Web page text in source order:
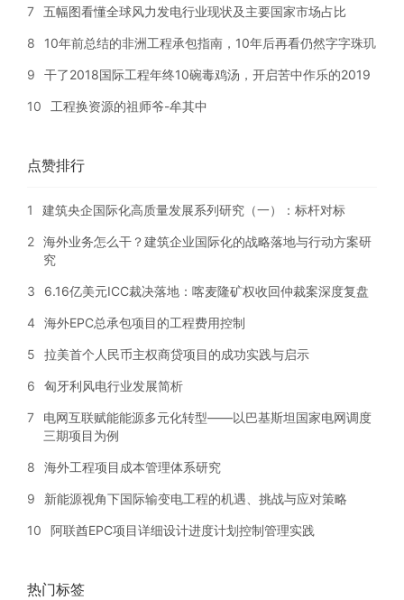
7 五幅图看懂全球风力发电行业现状及主要国家市场占比
8 10年前总结的非洲工程承包指南，10年后再看仍然字字珠玑
9 干了2018国际工程年终10碗毒鸡汤，开启苦中作乐的2019
10 工程换资源的祖师爷-牟其中
点赞排行
1 建筑央企国际化高质量发展系列研究（一）：标杆对标
2 海外业务怎么干？建筑企业国际化的战略落地与行动方案研
究
3 6.16亿美元ICC裁决落地：喀麦隆矿权收回仲裁案深度复盘
4 海外EPC总承包项目的工程费用控制
5 拉美首个人民币主权商贷项目的成功实践与启示
6 匈牙利风电行业发展简析
7
电网互联赋能能源多元化转型——以巴基斯坦国家电网调度
三期项目为例
8 海外工程项目成本管理体系研究
9 新能源视角下国际输变电工程的机遇、挑战与应对策略
10 阿联酋EPC项目详细设计进度计划控制管理实践
热门标签